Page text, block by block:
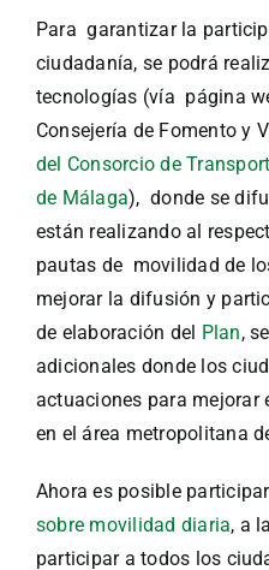
Para garantizar la
ciudadanía, se podrá
tecnologías (vía página
Consejería de Fomento y
del Consorcio de
de Málaga), donde se
están realizando al
pautas de movilidad de
mejorar la difusión y
de elaboración del Plan,
adicionales donde los
actuaciones para mejorar
en el área metropolitana
Ahora es posible
sobre movilidad diaria, a
participar a todos los